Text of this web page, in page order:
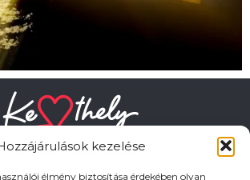
kezelése
élmény biztosítása érdekében olyan